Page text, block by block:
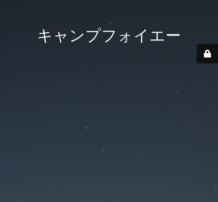
キャンプフォイエー